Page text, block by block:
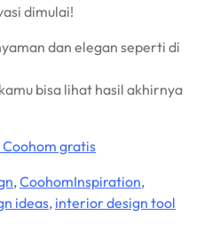
dimulai!
dan elegan seperti di
bisa lihat hasil akhirnya
gratis
, CoohomInspiration,
ideas, interior design tool